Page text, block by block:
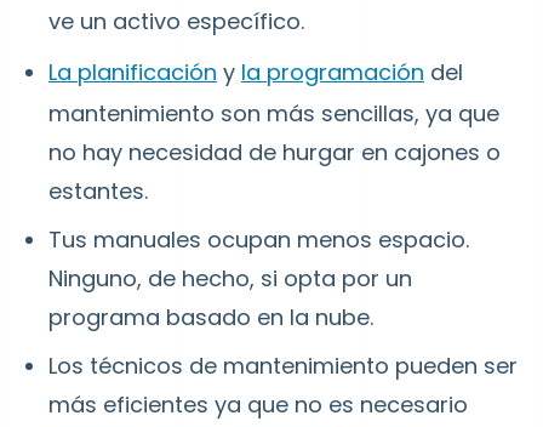
ve un activo específico.
La planificación y la programación del
mantenimiento son más sencillas, ya que
no hay necesidad de hurgar en cajones o
estantes.
Tus manuales ocupan menos espacio.
Ninguno, de hecho, si opta por un
programa basado en la nube.
Los técnicos de mantenimiento pueden ser
más eficientes ya que no es necesario